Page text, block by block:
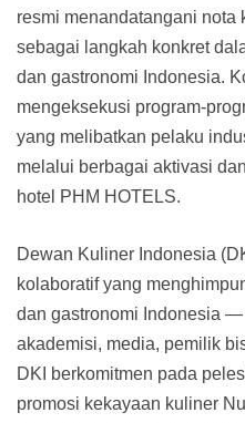
resmi menandatangani nota
sebagai langkah konkret
dan gastronomi Indonesia.
mengeksekusi program-
yang melibatkan pelaku
melalui berbagai aktivasi
hotel PHM HOTELS.
Dewan Kuliner Indonesia
kolaboratif yang
dan gastronomi Indonesia
akademisi, media, pemilik
DKI berkomitmen pada
promosi kekayaan kuliner